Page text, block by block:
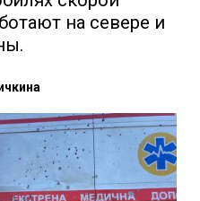
на севере и